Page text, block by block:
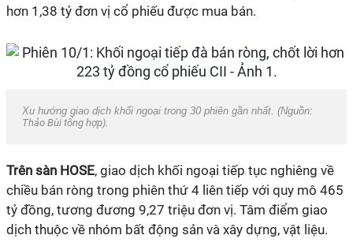
hơn 1,38 tỷ đơn vị cổ phiếu được mua bán.
Xu hướng giao dịch khối ngoại trong 30 phiên gần nhất. (Nguồn:
Thảo Bùi tổng hợp).
Trên sàn HOSE, giao dịch khối ngoại tiếp tục nghiêng về
chiều bán ròng trong phiên thứ 4 liên tiếp với quy mô 465
tỷ đồng, tương đương 9,27 triệu đơn vị. Tâm điểm giao
dịch thuộc về nhóm bất động sản và xây dựng, vật liệu.